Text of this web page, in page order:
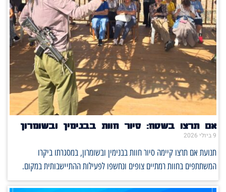
אם תרצו בשטח: סיור חוות בבנימין ובשומרון
9 ביולי 2026
תנועת אם תרצו קיימה סיור חוות בבנימין ובשומרון, במסגרתו ביקרו
המשתתפים בחוות רמתיים צופים ונחשפו לפעילות ההתיישבותית במקום.